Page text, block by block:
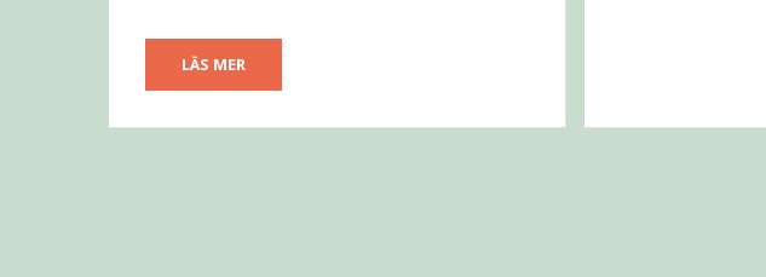
LÄS MER